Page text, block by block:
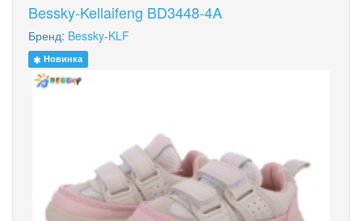
Bessky-Kellaifeng BD3448-4A
Бренд: Bessky-KLF
Новинка